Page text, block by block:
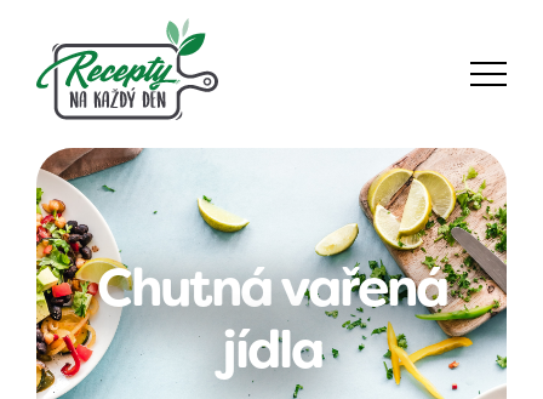
Chutná vařená
jídla